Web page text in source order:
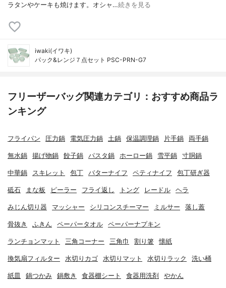
ラタンやケーキも焼けます。オシャ…続きを見る
iwaki(イワキ)
パック&レンジ７点セット PSC-PRN-G7
フリーザーバッグ関連カテゴリ：おすすめ商品ラ
ンキング
フライパン 圧力鍋 電気圧力鍋 土鍋 保温調理鍋 片手鍋 両手鍋
無水鍋 揚げ物鍋 餃子鍋 パスタ鍋 ホーロー鍋 雪平鍋 寸胴鍋
中華鍋 スキレット 包丁 バターナイフ ペティナイフ 包丁研ぎ器
砥石 まな板 ピーラー フライ返し トング レードル ヘラ
みじん切り器 マッシャー シリコンスチーマー ミルサー 落し蓋
骨抜き ふきん ペーパータオル ペーパーナプキン
ランチョンマット 三角コーナー 三角巾 割り箸 懐紙
換気扇フィルター 水切りカゴ 水切りマット 水切りラック 洗い桶
紙皿 鍋つかみ 鍋敷き 食器棚シート 食器用洗剤 やかん